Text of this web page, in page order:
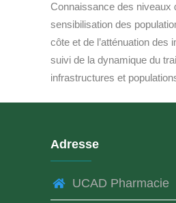
Connaissance des niveaux
sensibilisation des
côte et de l’atténuation
suivi de la dynamique du
infrastructures et
Adresse
UCAD Pharmacie